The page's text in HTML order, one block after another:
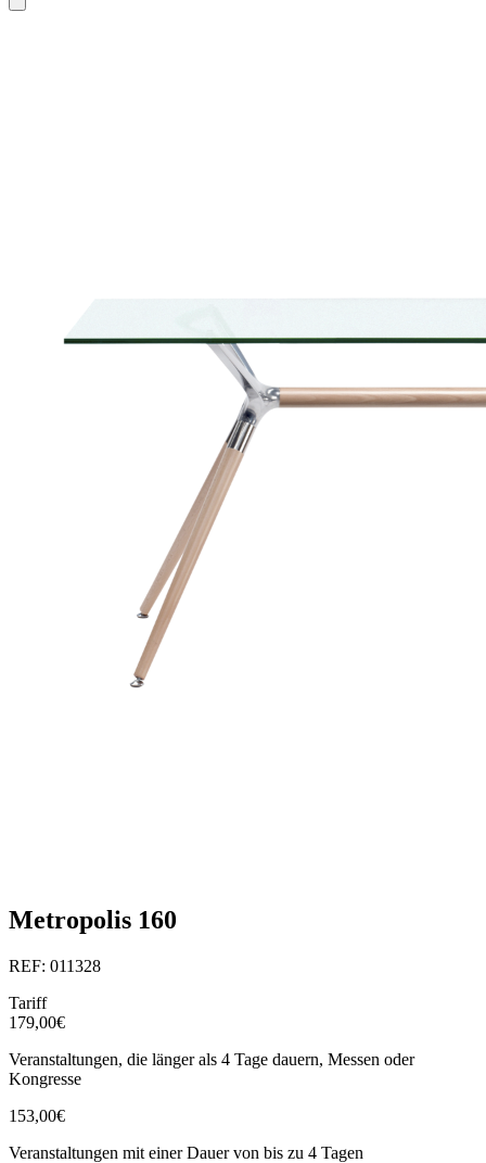
Metropolis 160
REF: 011328
Tariff
179,00€
Veranstaltungen, die länger als 4 Tage dauern, Messen oder
Kongresse
153,00€
Veranstaltungen mit einer Dauer von bis zu 4 Tagen